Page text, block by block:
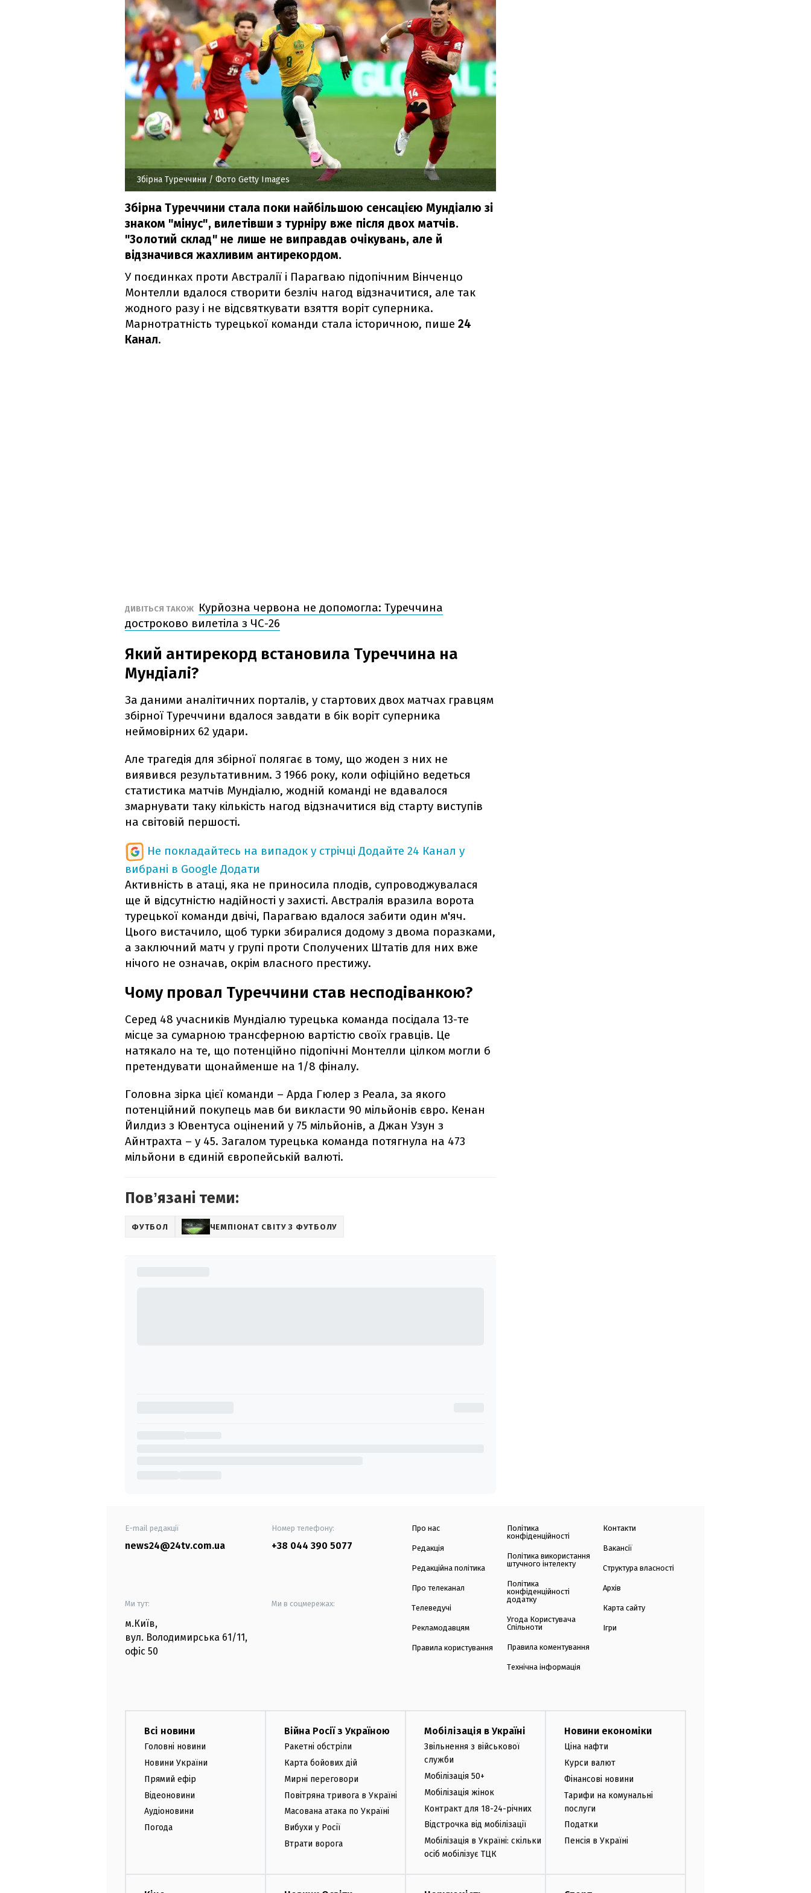
Збірна Туреччини / Фото Getty Images
Збірна Туреччини стала поки найбільшою сенсацією Мундіалю зі
знаком "мінус", вилетівши з турніру вже після двох матчів.
"Золотий склад" не лише не виправдав очікувань, але й
відзначився жахливим антирекордом.
У поєдинках проти Австралії і Парагваю підопічним Вінченцо
Монтелли вдалося створити безліч нагод відзначитися, але так
жодного разу і не відсвяткувати взяття воріт суперника.
Марнотратність турецької команди стала історичною, пише 24
Канал.
ДИВІТЬСЯ ТАКОЖ
Курйозна червона не допомогла: Туреччина
достроково вилетіла з ЧС-26
Який антирекорд встановила Туреччина на
Мундіалі?
За даними аналітичних порталів, у стартових двох матчах гравцям
збірної Туреччини вдалося завдати в бік воріт суперника
неймовірних 62 удари.
Але трагедія для збірної полягає в тому, що жоден з них не
виявився результативним. З 1966 року, коли офіційно ведеться
статистика матчів Мундіалю, жодній команді не вдавалося
змарнувати таку кількість нагод відзначитися від старту виступів
на світовій першості.
Не покладайтесь на випадок у стрічці Додайте 24 Канал у
вибрані в Google Додати
Активність в атаці, яка не приносила плодів, супроводжувалася
ще й відсутністю надійності у захисті. Австралія вразила ворота
турецької команди двічі, Парагваю вдалося забити один м'яч.
Цього вистачило, щоб турки збиралися додому з двома поразками,
а заключний матч у групі проти Сполучених Штатів для них вже
нічого не означав, окрім власного престижу.
Чому провал Туреччини став несподіванкою?
Серед 48 учасників Мундіалю турецька команда посідала 13-те
місце за сумарною трансферною вартістю своїх гравців. Це
натякало на те, що потенційно підопічні Монтелли цілком могли б
претендувати щонайменше на 1/8 фіналу.
Головна зірка цієї команди – Арда Гюлер з Реала, за якого
потенційний покупець мав би викласти 90 мільйонів євро. Кенан
Йилдиз з Ювентуса оцінений у 75 мільйонів, а Джан Узун з
Айнтрахта – у 45. Загалом турецька команда потягнула на 473
мільйони в єдиній європейській валюті.
Повʼязані теми:
ФУТБОЛ ЧЕМПІОНАТ СВІТУ З ФУТБОЛУ
E-mail редакції
news24@24tv.com.ua
Номер телефону:
+38 044 390 5077
Ми тут:
м.Київ,
вул. Володимирська 61/11,
офіс 50
Ми в соцмережах:
Про нас
Редакція
Редакційна політика
Про телеканал
Телеведучі
Рекламодавцям
Правила користування
Політика
конфіденційності
Політика використання
штучного інтелекту
Політика
конфіденційності
додатку
Угода Користувача
Спільноти
Правила коментування
Технічна інформація
Контакти
Вакансії
Структура власності
Архів
Карта сайту
Ігри
Всі новини
Головні новини
Новини України
Прямий ефір
Відеоновини
Аудіоновини
Погода
Війна Росії з Україною
Ракетні обстріли
Карта бойових дій
Мирні переговори
Повітряна тривога в Україні
Масована атака по Україні
Вибухи у Росії
Втрати ворога
Мобілізація в Україні
Звільнення з військової
служби
Мобілізація 50+
Мобілізація жінок
Контракт для 18-24-річних
Відстрочка від мобілізації
Мобілізація в Україні: скільки
осіб мобілізує ТЦК
Новини економіки
Ціна нафти
Курси валют
Фінансові новини
Тарифи на комунальні
послуги
Податки
Пенсія в Україні